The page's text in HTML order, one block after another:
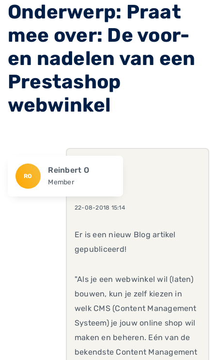
Onderwerp: Praat
mee over: De voor-
en nadelen van een
Prestashop
webwinkel
RO
Reinbert O
Member
22-08-2018 15:14
Er is een nieuw Blog artikel
gepubliceerd!
"Als je een webwinkel wil (laten)
bouwen, kun je zelf kiezen in
welk CMS (Content Management
Systeem) je jouw online shop wil
maken en beheren. Eén van de
bekendste Content Management